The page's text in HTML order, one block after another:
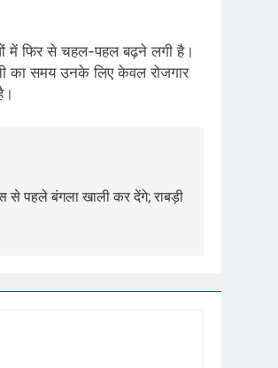
में फिर से चहल-पहल बढ़ने लगी है।
का समय उनके लिए केवल रोजगार
से पहले बंगला खाली कर देंगे; राबड़ी